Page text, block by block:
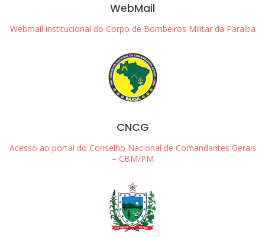
WebMail
Webmail institucional do Corpo de Bombeiros Militar da Paraíba
CNCG
Acesso ao portal do Conselho Nacional de Comandantes Gerais
– CBM/PM